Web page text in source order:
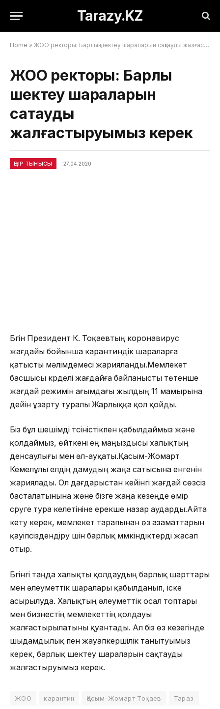
Tarazy.KZ
Home » ЖОО ректоры: Барлық шектеу шараларын сақтауды жалғастыруымыз керек
ЖОО ректоры: Барлық
шектеу шараларын
сақтауды
жалғастыруымыз керек
ӨҢІР ТЫНЫСЫ 27.04.2020
Бүгін Президент К. Тоқаевтың коронавирус
жағдайы бойынша карантиндік шараларға
қатысты мәлімдемесі жарияланды.Мемлекет
басшысы күрделі жағдайға байланысты төтенше
жағдай режимін ағымдағы жылдың 11 мамырына
дейін ұзарту туралы Жарлыққа қол қойды.
Біз бұл шешімді түсіністікпен қабылдаймыз және
қолдаймыз, өйткені ең маңыздысы халықтың
денсаулығы мен әл-ауқаты.Қасым-Жомарт
Кемелұлы елдің дамудың жаңа сатысына енгенін
жариялады. Ол дағдарыстан кейінгі жағдай сөзсіз
басталатынына және бізге жаңа кезеңде өмір
сүруге тура келетініне ерекше назар аударды.Айта
кету керек, мемлекет тарапынан өз азаматтарын
қауіпсіздендіру үшін барлық мүмкіндіктерді жасап
отыр.
Бүгінгі таңда халықты қолдаудың барлық шарттары
мен әлеуметтік шаралары қабылданып, іске
асырылуда. Халықтың әлеуметтік осал топтары
мен бизнестің мемлекеттің қолдауы
жалғастырылатыны қуантады. Ал біз өз кезегінде
шыдамдылық пен жауапкершілік танытуымыз
керек, барлық шектеу шараларын сақтауды
жалғастыруымыз керек.
ЖОО карантин Қасым-Жомарт Тоқаев Тараз